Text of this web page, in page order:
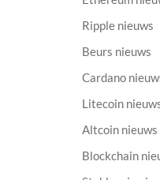
Ripple nieuws
Beurs nieuws
Cardano
Litecoin
Altcoin nieuws
Blockchain